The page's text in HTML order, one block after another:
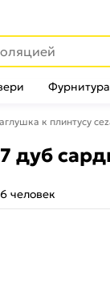
Фурнитура
к плинтусу
дуб
6 человек